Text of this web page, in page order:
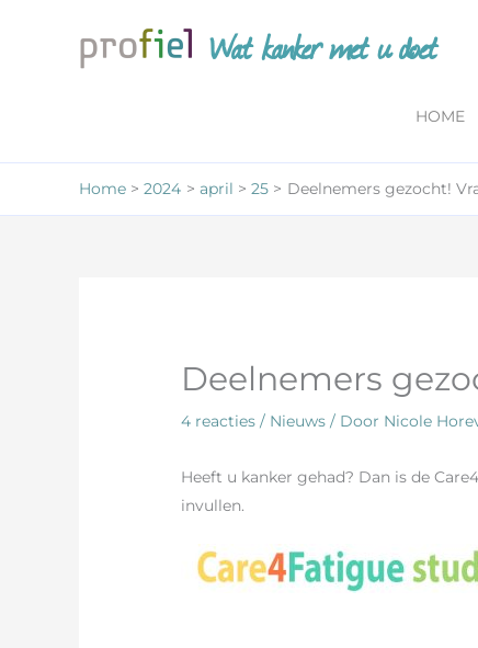
Wat kanker met u doet
HOME
Home 2024 april 25 Deelnemers gezocht!
Deelnemers
4 reacties / Nieuws / Door Nicole
Heeft u kanker gehad? Dan is de
invullen.